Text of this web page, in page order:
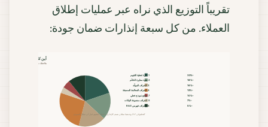
تقريباً التوزيع الذي نراه عبر عمليات إطلاق
العملاء. من كل سبعة إنذارات ضمان جودة:
أين كان الخلل فعلاً — عبر
ملاحظة داخلية، لا معيار مضبوط. النموذج هو
1. ثغرة تغطية التقييم
~32%
2. سوء معايرة الحَكَم
~18%
3. انحراف الموجِّه
~16%
4. انحراف المعالجة المسبقة
~12%
7. تراجع نموذج فعلي
~10%
5. انحراف مجموعة البيانات
~7%
6. انحراف فهرس RAG
~5%
الخطوتان 1+2 وحدهما تمثلان نصف الإنذارات. اسلك التقييم قبل أن تسلك النموذج.